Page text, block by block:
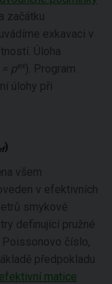
začátku
exkavaci v
Úloha
= pex). Program
úlohy při
)
všem
v efektivních
smykové
definující pružné
Poissonovo číslo,
předpokladu
efektivní matice